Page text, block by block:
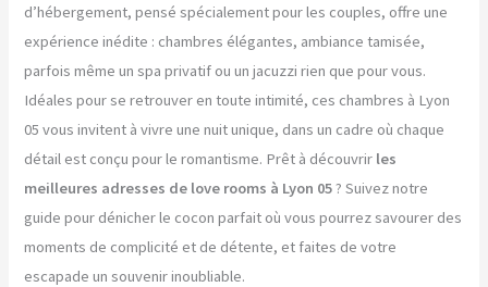
d’hébergement, pensé spécialement pour les couples, offre une
expérience inédite : chambres élégantes, ambiance tamisée,
parfois même un spa privatif ou un jacuzzi rien que pour vous.
Idéales pour se retrouver en toute intimité, ces chambres à Lyon
05 vous invitent à vivre une nuit unique, dans un cadre où chaque
détail est conçu pour le romantisme. Prêt à découvrir les
meilleures adresses de love rooms à Lyon 05? Suivez notre
guide pour dénicher le cocon parfait où vous pourrez savourer des
moments de complicité et de détente, et faites de votre
escapade un souvenir inoubliable.